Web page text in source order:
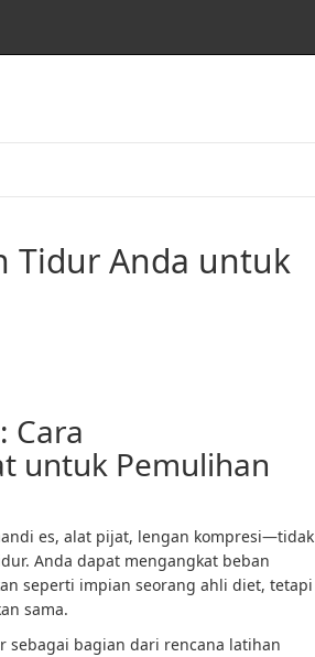
Tidur Anda untuk
Cara
untuk Pemulihan
es, alat pijat, lengan kompresi—tidak
Anda dapat mengangkat beban
seperti impian seorang ahli diet, tetapi
sama.
sebagai bagian dari rencana latihan